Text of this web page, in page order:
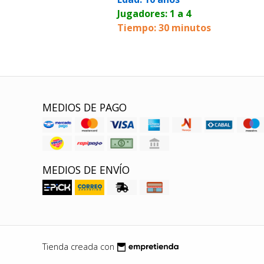
Jugadores: 1 a 4
Tiempo: 30 minutos
MEDIOS DE PAGO
MEDIOS DE ENVÍO
Tienda creada con